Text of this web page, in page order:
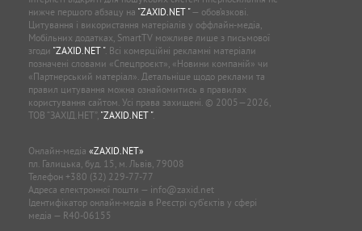
нижче першого абзацу на "ZAXID.NET "— обов’язкові.
Цитування і використання матеріалів у оффлайн-медіа,
Мобільних додатках, SmartTV можливе лише з письмової
згоди "ZAXID.NET ". Всі комерційні рекламні матеріали
позначені словами «Спецпроєкт», «Новини компаній» чи
«Партнерський матеріал». Детальніше щодо реклами та
правил цитування можна ознайомитись в правилах
користування сайтом. Усі права захищені. © 2005—2026,
ТОВ “ЗАХІД.НЕТ”, "ZAXID.NET ".
Онлайн-медіа «ZAXID.NET»
пл. Галицька, буд. 15, м. Львів, 79008
Телефон +380 (32) 229-77-77
Адреса електронної пошти — info@zaxid.net
Ідентифікатор онлайн-медіа в Реєстрі суб'єктів у сфері
медіа — R40-06155